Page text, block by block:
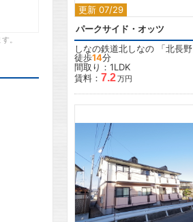
。
更新 07/29
パークサイド・オッツ
しなの鉄道北しなの 「北長野
徒歩14分
間取り：1LDK
賃料： 7.2万円
2